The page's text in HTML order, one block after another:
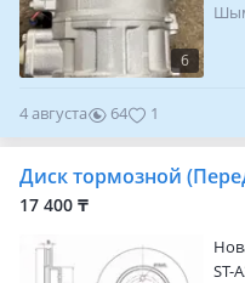
6
4 августа 64 1
Диск тормозной
17 400 ₸
ST-